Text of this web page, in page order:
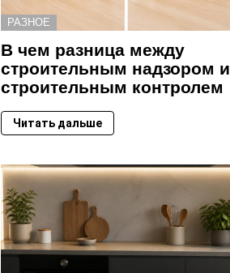
РАЗНОЕ
В чем разница между
строительным надзором и
строительным контролем
Читать дальше